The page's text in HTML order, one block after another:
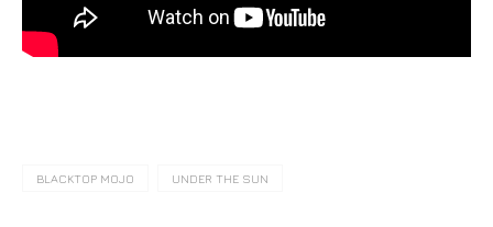
BLACKTOP MOJO UNDER THE SUN